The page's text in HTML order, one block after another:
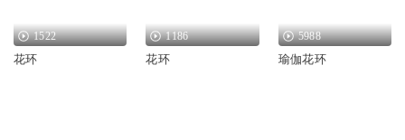
1522
花环
1186
花环
5988
瑜伽花环